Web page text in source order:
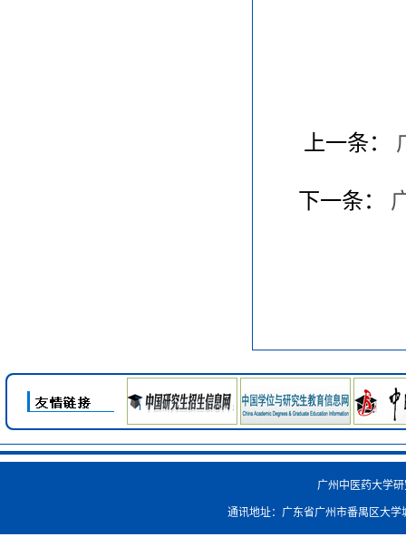
上一条：
下一条：
广州中医药大学
通讯地址：广东省广州市番禺区大